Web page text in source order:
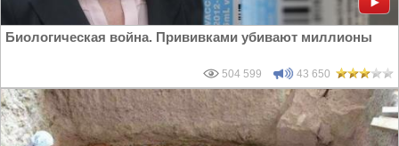
Биологическая война. Прививками убивают миллионы
504 599 43 650